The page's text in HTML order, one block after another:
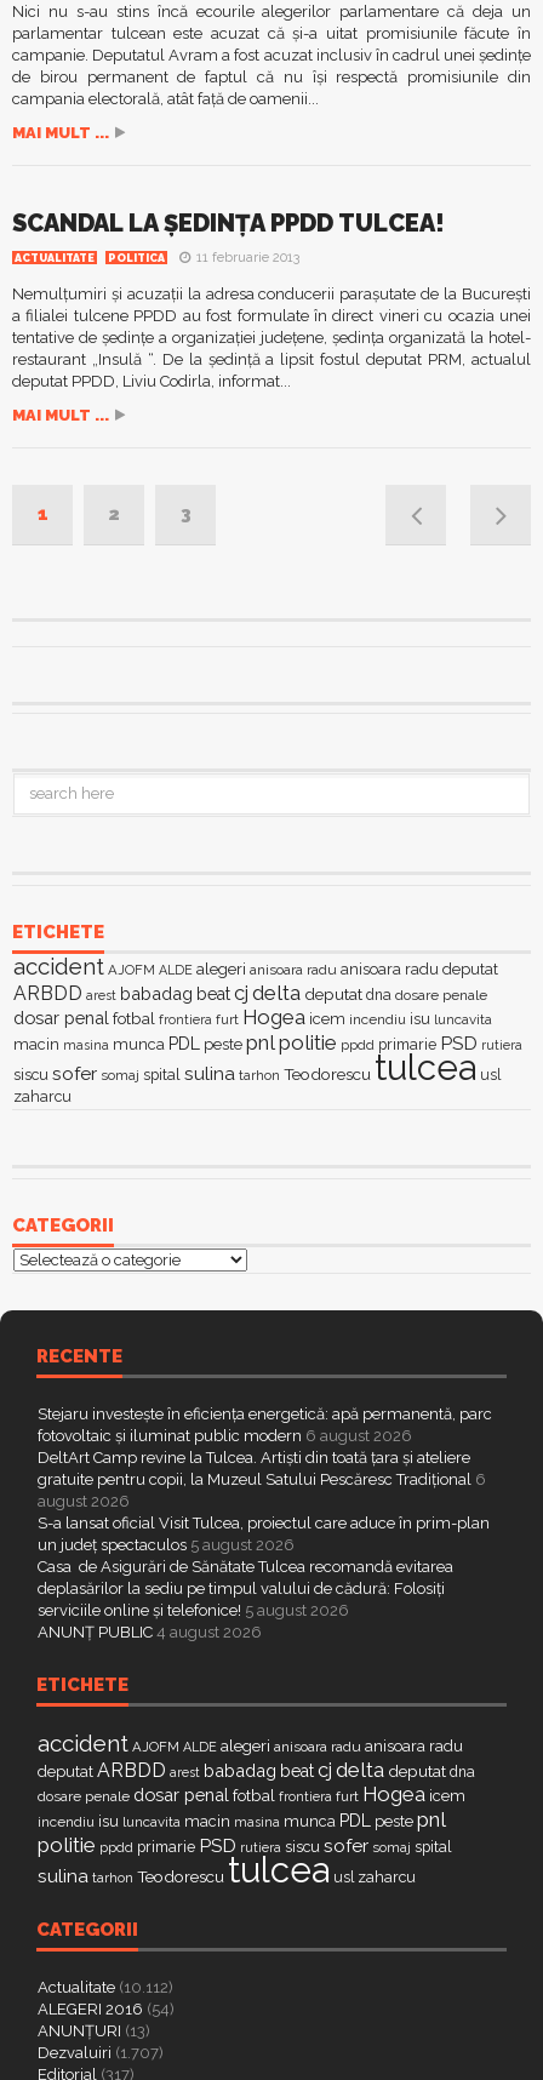
Nici nu s-au stins încă ecourile alegerilor parlamentare că deja un
parlamentar tulcean este acuzat că şi-a uitat promisiunile făcute în
campanie. Deputatul Avram a fost acuzat inclusiv în cadrul unei şedinţe
de birou permanent de faptul că nu îşi respectă promisiunile din
campania electorală, atât faţă de oamenii...
MAI MULT ...
SCANDAL LA ŞEDINŢA PPDD TULCEA!
ACTUALITATE POLITICA 11 februarie 2013
Nemulţumiri şi acuzaţii la adresa conducerii paraşutate de la Bucureşti
a filialei tulcene PPDD au fost formulate în direct vineri cu ocazia unei
tentative de şedinţe a organizaţiei judeţene, şedinţa organizată la hotel-
restaurant „Insulă “. De la şedinţă a lipsit fostul deputat PRM, actualul
deputat PPDD, Liviu Codirla, informat...
MAI MULT ...
1 2 3
ETICHETE
accident AJOFM ALDE alegeri anisoara radu anisoara radu deputat
ARBDD arest babadag beatcj delta deputat dna dosare penale
dosar penal fotbal frontiera furt Hogea icem incendiu isu luncavita
macin masina munca PDL peste pnl politie ppdd primarie PSD rutiera
siscu sofer somaj spital sulina tarhon Teodorescu tulcea usl
zaharcu
CATEGORII
Categorii
RECENTE
Stejaru investește în eficiența energetică: apă permanentă, parc
fotovoltaic și iluminat public modern 6 august 2026
DeltArt Camp revine la Tulcea. Artiști din toată țara și ateliere
gratuite pentru copii, la Muzeul Satului Pescăresc Tradițional 6
august 2026
S-a lansat oficial Visit Tulcea, proiectul care aduce în prim-plan
un județ spectaculos 5 august 2026
Casa de Asigurări de Sănătate Tulcea recomandă evitarea
deplasărilor la sediu pe timpul valului de cădură: Folosiți
serviciile online și telefonice! 5 august 2026
ANUNȚ PUBLIC 4 august 2026
ETICHETE
accident AJOFM ALDE alegeri anisoara radu anisoara radu
deputat ARBDD arest babadag beatcj delta deputat dna
dosare penale dosar penal fotbal frontiera furt Hogea icem
incendiu isu luncavita macin masina munca PDL peste pnl
politie ppdd primarie PSD rutiera siscu sofer somaj spital
sulina tarhon Teodorescu tulcea usl zaharcu
CATEGORII
Actualitate (10.112)
ALEGERI 2016 (54)
ANUNȚURI (13)
Dezvaluiri (1.707)
Editorial (317)